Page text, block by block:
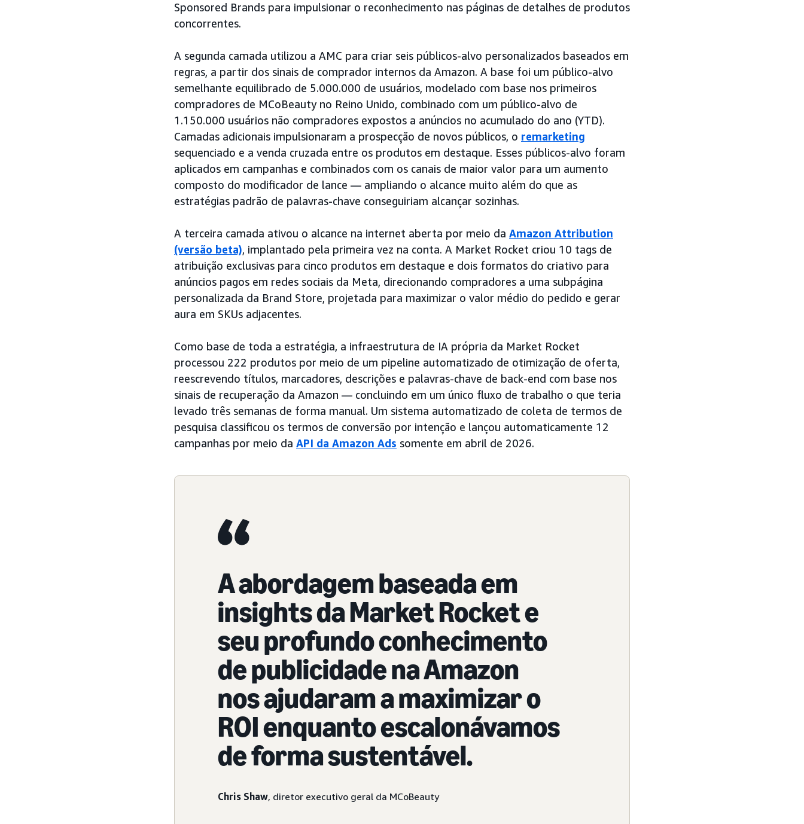
Sponsored Brands para impulsionar o reconhecimento nas páginas de detalhes de produtos
concorrentes.
A segunda camada utilizou a AMC para criar seis públicos-alvo personalizados baseados em
regras, a partir dos sinais de comprador internos da Amazon. A base foi um público-alvo
semelhante equilibrado de 5.000.000 de usuários, modelado com base nos primeiros
compradores de MCoBeauty no Reino Unido, combinado com um público-alvo de
1.150.000 usuários não compradores expostos a anúncios no acumulado do ano (YTD).
Camadas adicionais impulsionaram a prospecção de novos públicos, o remarketing
sequenciado e a venda cruzada entre os produtos em destaque. Esses públicos-alvo foram
aplicados em campanhas e combinados com os canais de maior valor para um aumento
composto do modificador de lance — ampliando o alcance muito além do que as
estratégias padrão de palavras-chave conseguiriam alcançar sozinhas.
A terceira camada ativou o alcance na internet aberta por meio da Amazon Attribution
(versão beta), implantado pela primeira vez na conta. A Market Rocket criou 10 tags de
atribuição exclusivas para cinco produtos em destaque e dois formatos do criativo para
anúncios pagos em redes sociais da Meta, direcionando compradores a uma subpágina
personalizada da Brand Store, projetada para maximizar o valor médio do pedido e gerar
aura em SKUs adjacentes.
Como base de toda a estratégia, a infraestrutura de IA própria da Market Rocket
processou 222 produtos por meio de um pipeline automatizado de otimização de oferta,
reescrevendo títulos, marcadores, descrições e palavras-chave de back-end com base nos
sinais de recuperação da Amazon — concluindo em um único fluxo de trabalho o que teria
levado três semanas de forma manual. Um sistema automatizado de coleta de termos de
pesquisa classificou os termos de conversão por intenção e lançou automaticamente 12
campanhas por meio da API da Amazon Ads somente em abril de 2026.
A abordagem baseada em
insights da Market Rocket e
seu profundo conhecimento
de publicidade na Amazon
nos ajudaram a maximizar o
ROI enquanto escalonávamos
de forma sustentável.
Chris Shaw, diretor executivo geral da MCoBeauty